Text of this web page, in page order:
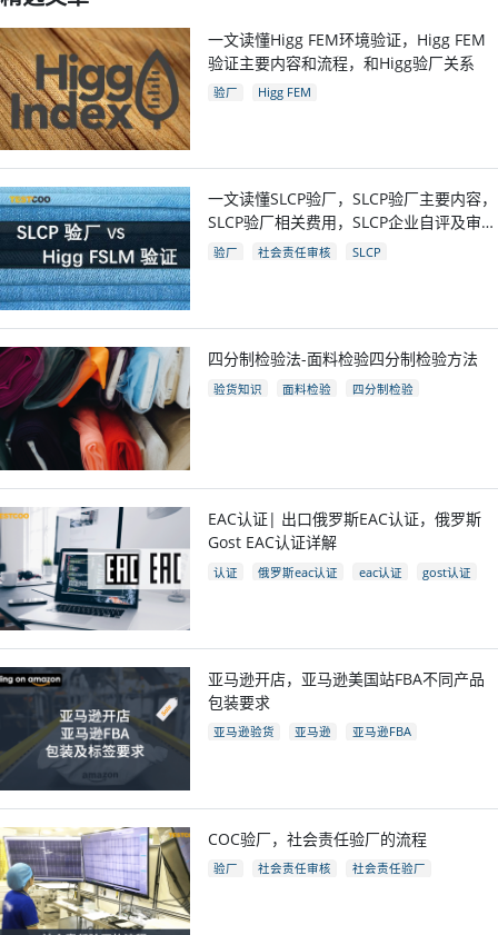
一文读懂Higg FEM环境验证，Higg FEM
验证主要内容和流程，和Higg验厂关系
验厂 Higg FEM
一文读懂SLCP验厂，SLCP验厂主要内容，
SLCP验厂相关费用，SLCP企业自评及审核
流程
验厂 社会责任审核 SLCP
四分制检验法-面料检验四分制检验方法
验货知识 面料检验 四分制检验
EAC认证| 出口俄罗斯EAC认证，俄罗斯
Gost EAC认证详解
认证 俄罗斯eac认证 eac认证
gost认证
亚马逊开店，亚马逊美国站FBA不同产品
包装要求
亚马逊验货 亚马逊
亚马逊FBA
COC验厂，社会责任验厂的流程
验厂 社会责任审核
社会责任验厂